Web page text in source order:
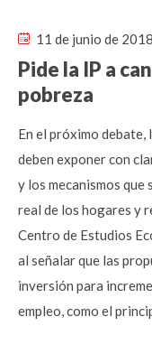
11 de junio de 2018
Pide la IP a
pobreza
En el próximo
deben exponer con
y los mecanismos
real de los hogares y
Centro de Estudios
al señalar que las
inversión para
empleo, como el